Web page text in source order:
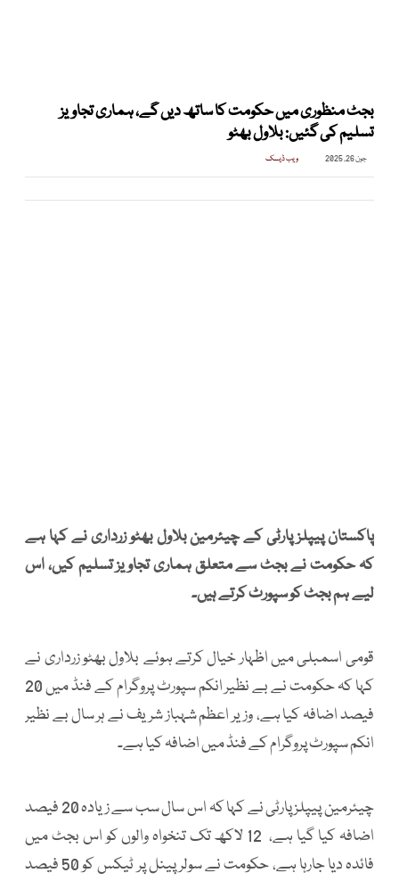
بجٹ منظوری میں حکومت کا ساتھ دیں گے، ہماری تجاویز
تسلیم کی گئیں: بلاول بھٹو
جون 26, 2025 ویب ڈیسک
پاکستان پیپلز پارٹی کے چیئرمین بلاول بھٹو زرداری نے کہا ہے
کہ حکومت نے بجٹ سے متعلق ہماری تجاویز تسلیم کیں، اس
لیے ہم بجٹ کو سپورٹ کرتے ہیں۔
قومی اسمبلی میں اظہار خیال کرتے ہوئے بلاول بھٹو زرداری نے
کہا کہ حکومت نے بے نظیر انکم سپورٹ پروگرام کے فنڈ میں 20
فیصد اضافہ کیا ہے، وزیر اعظم شہباز شریف نے ہر سال بے نظیر
انکم سپورٹ پروگرام کے فنڈ میں اضافہ کیا ہے۔
چیئرمین پیپلز پارٹی نے کہا کہ اس سال سب سے زیادہ 20 فیصد
اضافہ کیا گیا ہے، 12 لاکھ تک تنخواہ والوں کو اس بجٹ میں
فائدہ دیا جارہا ہے، حکومت نے سولر پینل پر ٹیکس کو 50 فیصد